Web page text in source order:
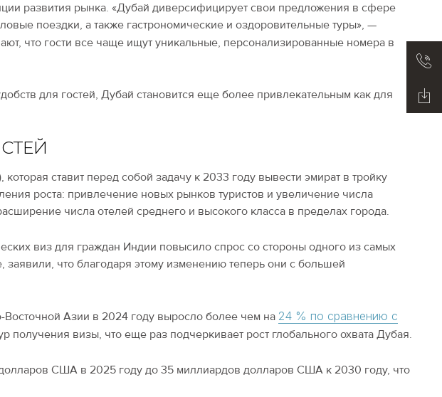
развития рынка. «Дубай диверсифицирует свои предложения в сфере
поездки, а также гастрономические и оздоровительные туры», —
что гости все чаще ищут уникальные, персонализированные номера в
для гостей, Дубай становится еще более привлекательным как для
ставит перед собой задачу к 2033 году вывести эмират в тройку
роста: привлечение новых рынков туристов и увеличение числа
числа отелей среднего и высокого класса в пределах города.
виз для граждан Индии повысило спрос со стороны одного из самых
что благодаря этому изменению теперь они с большей
Восточной Азии в 2024 году выросло более чем на 24 % по сравнению с
визы, что еще раз подчеркивает рост глобального охвата Дубая.
США в 2025 году до 35 миллиардов долларов США к 2030 году, что